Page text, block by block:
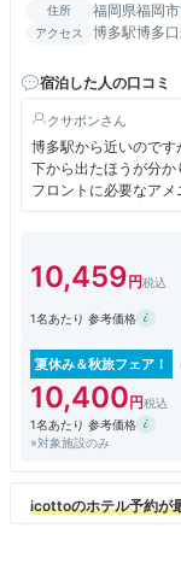
住所 福岡県福岡
アクセス
博多駅博多
宿泊した人の口コミ
クサポン
博多駅から近いので
下から出たほうが分か
フロントに必要なア
各階のEV前にはウオ
せんでした。
とてもよかったので
10,459
1名あたり 参考価格
夏休み＆秋旅フェア！
10,400
1名あたり 参考価格
※対象施設のみ